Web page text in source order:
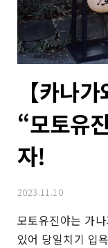
【카나
“모토유
자!
2023.11.10
모토유진야는 가
있어 당일치기 입